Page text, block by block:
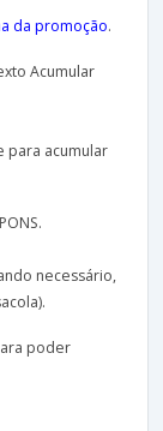
da promoção.
Acumular
para acumular
necessário,
poder